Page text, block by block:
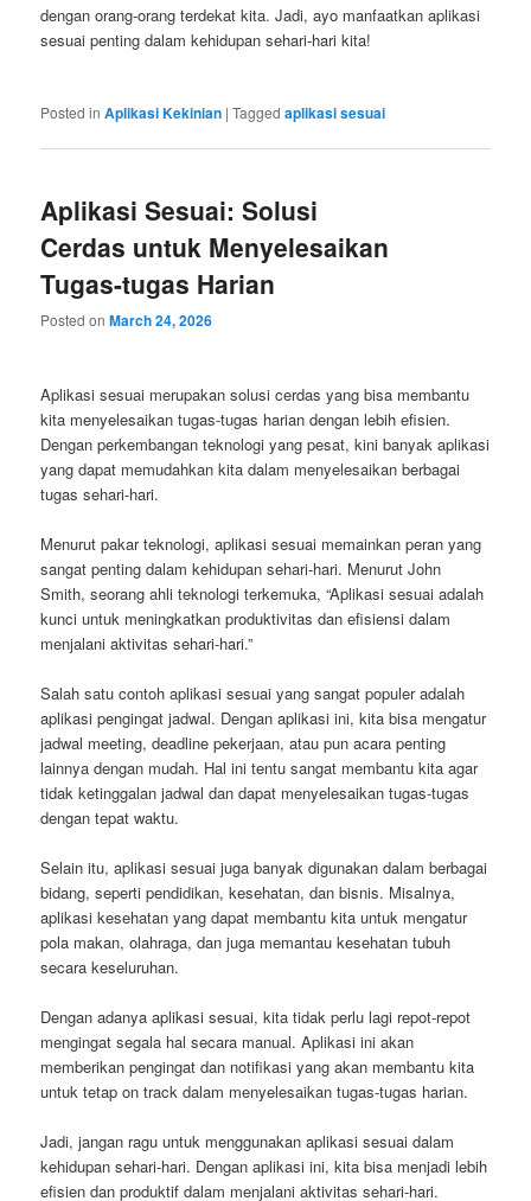
dengan orang-orang terdekat kita. Jadi, ayo manfaatkan aplikasi
sesuai penting dalam kehidupan sehari-hari kita!
Posted in Aplikasi Kekinian |Tagged aplikasi sesuai
Aplikasi Sesuai: Solusi
Cerdas untuk Menyelesaikan
Tugas-tugas Harian
Posted onMarch 24, 2026
Aplikasi sesuai merupakan solusi cerdas yang bisa membantu
kita menyelesaikan tugas-tugas harian dengan lebih efisien.
Dengan perkembangan teknologi yang pesat, kini banyak aplikasi
yang dapat memudahkan kita dalam menyelesaikan berbagai
tugas sehari-hari.
Menurut pakar teknologi, aplikasi sesuai memainkan peran yang
sangat penting dalam kehidupan sehari-hari. Menurut John
Smith, seorang ahli teknologi terkemuka, “Aplikasi sesuai adalah
kunci untuk meningkatkan produktivitas dan efisiensi dalam
menjalani aktivitas sehari-hari.”
Salah satu contoh aplikasi sesuai yang sangat populer adalah
aplikasi pengingat jadwal. Dengan aplikasi ini, kita bisa mengatur
jadwal meeting, deadline pekerjaan, atau pun acara penting
lainnya dengan mudah. Hal ini tentu sangat membantu kita agar
tidak ketinggalan jadwal dan dapat menyelesaikan tugas-tugas
dengan tepat waktu.
Selain itu, aplikasi sesuai juga banyak digunakan dalam berbagai
bidang, seperti pendidikan, kesehatan, dan bisnis. Misalnya,
aplikasi kesehatan yang dapat membantu kita untuk mengatur
pola makan, olahraga, dan juga memantau kesehatan tubuh
secara keseluruhan.
Dengan adanya aplikasi sesuai, kita tidak perlu lagi repot-repot
mengingat segala hal secara manual. Aplikasi ini akan
memberikan pengingat dan notifikasi yang akan membantu kita
untuk tetap on track dalam menyelesaikan tugas-tugas harian.
Jadi, jangan ragu untuk menggunakan aplikasi sesuai dalam
kehidupan sehari-hari. Dengan aplikasi ini, kita bisa menjadi lebih
efisien dan produktif dalam menjalani aktivitas sehari-hari.